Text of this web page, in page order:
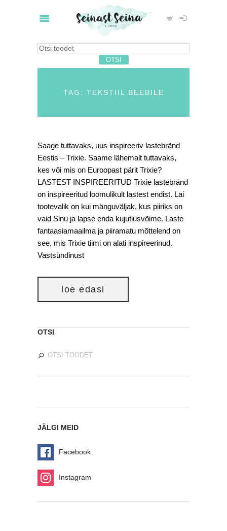
TAG: TEKSTIIL BEEBILE
Saage tuttavaks, uus inspireeriv lastebränd
Eestis – Trixie. Saame lähemalt tuttavaks,
kes või mis on Euroopast pärit Trixie?
LASTEST INSPIREERITUD Trixie lastebränd
on inspireeritud loomulikult lastest endist. Lai
tootevalik on kui mänguväljak, kus piiriks on
vaid Sinu ja lapse enda kujutlusvõime. Laste
fantaasiamaailma ja piiramatu mõttelend on
see, mis Trixie tiimi on alati inspireerinud.
Vastsündinust
loe edasi
OTSI
JÄLGI MEID
Facebook
Instagram